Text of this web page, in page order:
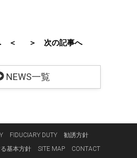
＜ ＞ 次の記事へ
NEWS一覧
FIDUCIARY DUTY
勧誘方針
基本方針
SITE MAP CONTACT